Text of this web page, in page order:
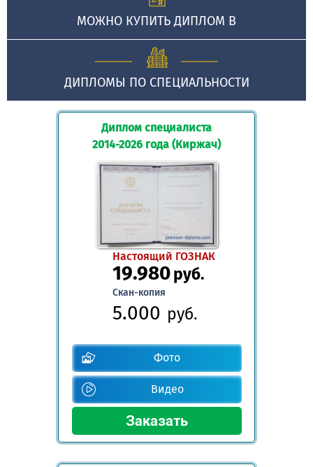
МОЖНО КУПИТЬ ДИПЛОМ В
ДИПЛОМЫ ПО СПЕЦИАЛЬНОСТИ
Диплом специалиста
2014-2026 года (Киржач)
Настоящий ГОЗНАК
19.980руб.
Скан-копия
5.000 руб.
Фото
Видео